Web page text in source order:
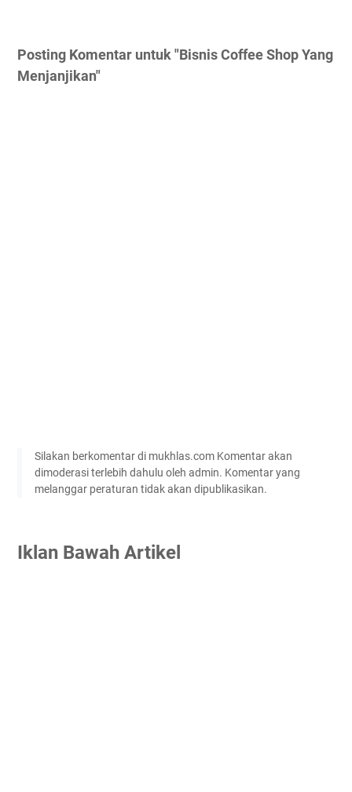
Posting Komentar untuk "Bisnis Coffee Shop Yang
Menjanjikan"
Silakan berkomentar di mukhlas.com Komentar akan
dimoderasi terlebih dahulu oleh admin. Komentar yang
melanggar peraturan tidak akan dipublikasikan.
Iklan Bawah Artikel